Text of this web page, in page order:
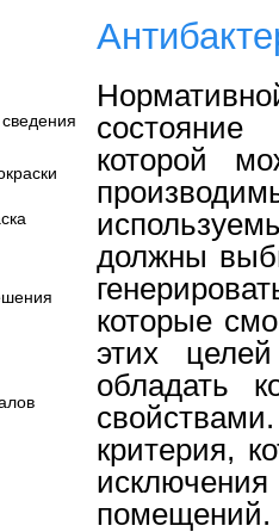
которой
должны
которые
этих
обладать
критерия,
помещений.